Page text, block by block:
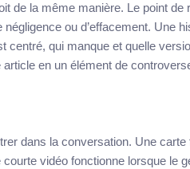
de la même manière. Le point de
ou d’effacement. Une
centré, qui manque et quelle
en un élément de
dans la conversation. Une
vidéo fonctionne lorsque le